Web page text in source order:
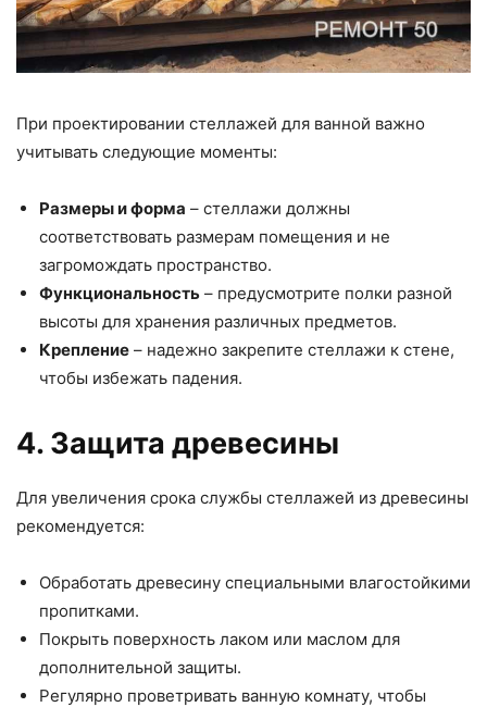
При проектировании стеллажей для ванной важно
учитывать следующие моменты:
Размеры и форма – стеллажи должны
соответствовать размерам помещения и не
загромождать пространство.
Функциональность – предусмотрите полки разной
высоты для хранения различных предметов.
Крепление – надежно закрепите стеллажи к стене,
чтобы избежать падения.
4. Защита древесины
Для увеличения срока службы стеллажей из древесины
рекомендуется:
Обработать древесину специальными влагостойкими
пропитками.
Покрыть поверхность лаком или маслом для
дополнительной защиты.
Регулярно проветривать ванную комнату, чтобы